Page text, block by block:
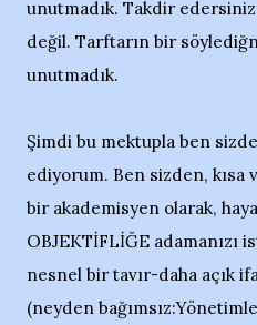
unutmadık. Takdir
değil. Tarftarın bir
unutmadık.
Şimdi bu mektupla ben
ediyorum. Ben sizden, kısa
bir akademisyen olarak,
OBJEKTİFLİĞE adamanızı
nesnel bir tavır-daha açık
(neyden